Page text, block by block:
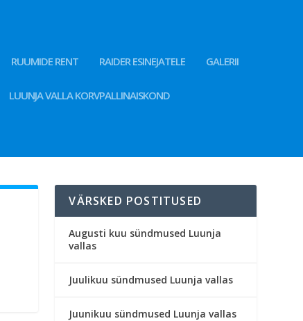
RUUMIDE RENT RAIDER ESINEJATELE GALERII
LUUNJA VALLA KORVPALLINAISKOND
VÄRSKED POSTITUSED
Augusti kuu sündmused Luunja
vallas
Juulikuu sündmused Luunja vallas
Juunikuu sündmused Luunja vallas